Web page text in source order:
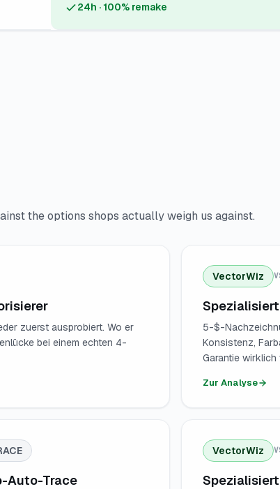
24h · 100% remake
the options shops actually weigh us against.
zuerst ausprobiert. Wo er
bei einem echten 4-
VectorWiz
5-$-
Konsistenz,
Garantie wirklich
Zur Analyse
Auto-Trace
VectorWiz